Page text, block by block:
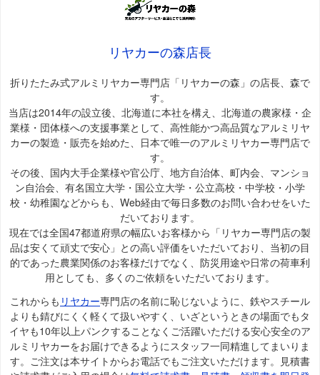
リヤカーの森店長
折りたたみ式アルミリヤカー専門店「リヤカーの森」の店長、森で
す。
当店は2014年の設立後、北海道に本社を構え、北海道の農家様・企
業様・団体様への支援事業として、高性能かつ高品質なアルミリヤ
カーの製造・販売を始めた、日本で唯一のアルミリヤカー専門店で
す。
その後、国内大手企業様や官公庁、地方自治体、町内会、マンショ
ン自治会、有名国立大学・国公立大学・公立高校・中学校・小学
校・幼稚園などからも、Web経由で毎日多数のお問い合わせをいた
だいております。
現在では全国47都道府県の幅広いお客様から「リヤカー専門店の製
品は安くて頑丈で安心」との高い評価をいただいており、当初の目
的であった農業関係のお客様だけでなく、防災用途や日常の荷車利
用としても、多くのご依頼をいただいております。
これからも リヤカー専門店の名前に恥じないように、鉄やスチール
よりも錆びにくく軽くて扱いやすく、いざというときの場面でもタ
イヤも10年以上パンクすることなくご活躍いただける安心安全のア
ルミリヤカーをお届けできるようにスタッフ一同精進してまいりま
す。ご注文は本サイトからお電話でもご注文いただけます。見積書